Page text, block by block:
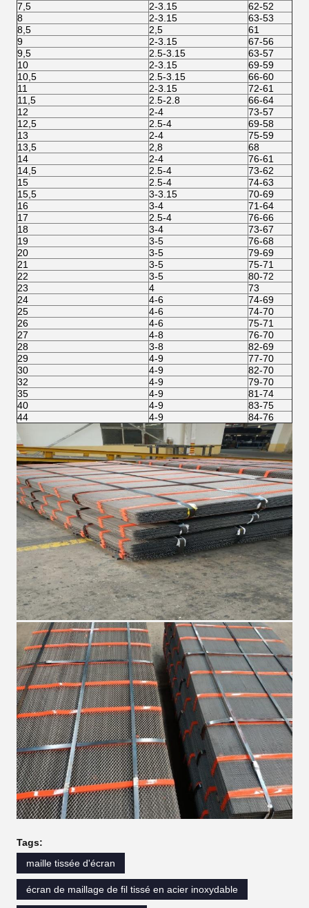
7,5 2-3.15
62-52
8
2-3.15
63-53
8,5
2,5
61
9
2-3.15
67-56
9,5
2.5-3.15
63-57
10
2-3.15
69-59
10,5
2.5-3.15
66-60
11
2-3.15
72-61
11,5
2.5-2.8
66-64
12
2-4
73-57
12,5
2.5-4
69-58
13
2-4
75-59
13,5
2,8
68
14
2-4
76-61
14,5
2.5-4
73-62
15
2.5-4
74-63
15,5
3-3.15
70-69
16
3-4
71-64
17
2.5-4
76-66
18
3-4
73-67
19
3-5
76-68
20
3-5
79-69
21
3-5
75-71
22
3-5
80-72
23
4
73
24
4-6
74-69
25
4-6
74-70
26
4-6
75-71
27
4-8
76-70
28
3-8
82-69
29
4-9
77-70
30
4-9
82-70
32
4-9
79-70
35
4-9
81-74
40
4-9
83-75
44
4-9 84-76
Tags:
maille tissée d'écran
écran de maillage de fil tissé en acier inoxydable